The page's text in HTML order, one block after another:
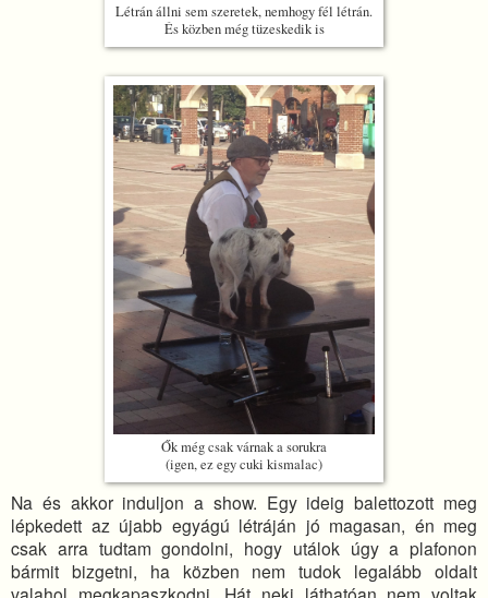
Létrán állni sem szeretek, nemhogy fél létrán.
És közben még tüzeskedik is
Ők még csak várnak a sorukra
(igen, ez egy cuki kismalac)
Na és akkor induljon a show. Egy ideig balettozott meg
lépkedett az újabb egyágú létráján jó magasan, én meg
csak arra tudtam gondolni, hogy utálok úgy a plafonon
bármit bizgetni, ha közben nem tudok legalább oldalt